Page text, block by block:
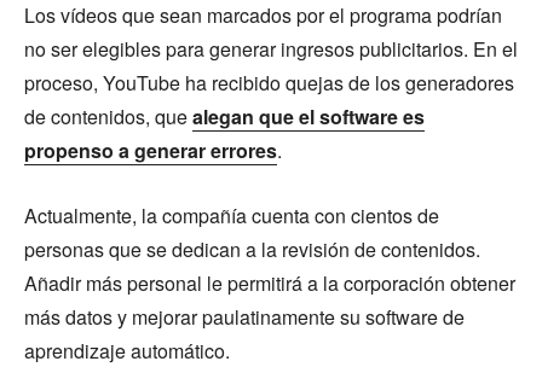
Los vídeos que sean marcados por el programa podrían
no ser elegibles para generar ingresos publicitarios. En el
proceso, YouTube ha recibido quejas de los generadores
de contenidos, quealegan que el software es
propenso a generar errores.
Actualmente, la compañía cuenta con cientos de
personas que se dedican a la revisión de contenidos.
Añadir más personal le permitirá a la corporación obtener
más datos y mejorar paulatinamente su software de
aprendizaje automático.